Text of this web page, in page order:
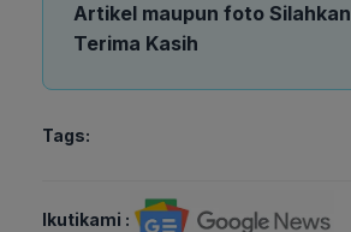
Artikel maupun foto Silahkan
Terima Kasih
Tags:
Ikutikami :